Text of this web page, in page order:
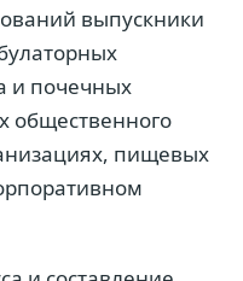
выпускники
и почечных
общественного
пищевых